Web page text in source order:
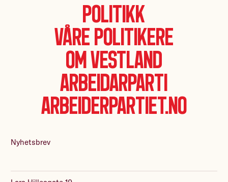
Politikk
Våre politikere
Om Vestland
Arbeidarparti
Arbeiderpartiet.no
Nyhetsbrev